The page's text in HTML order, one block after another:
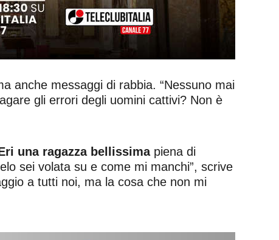
anche messaggi di rabbia. “Nessuno mai
gli errori degli uomini cattivi? Non è
una ragazza bellissimapiena di
sei volata su e come mi manchi”, scrive
a tutti noi, ma la cosa che non mi